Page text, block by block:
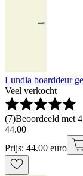
Lundia boarddeur
Veel verkocht
(7)Beoordeeld met
44.00
Prijs: 44.00 euro